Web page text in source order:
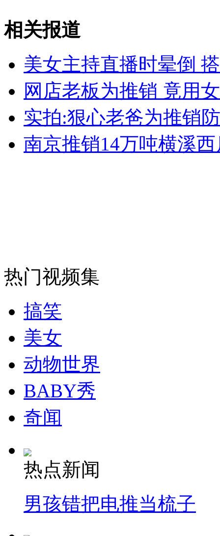
印将向俄购买先进步兵战车提升边境投送能力
山西运城恶犬咬伤多人 警民合力深夜将其击毙
女孩北京地铁殴打老人 痛下狠手拳打脚踢
无痛分娩是否安全 医生回应
走！跟着总书记去植树
纽约上演“枕头大战”
相关报道
美女主持直播时晕倒
网店老板为推销 竟用
实拍:狠心老爸为推销
南京推销14万吨横溪
热门视频集
搞笑
美女
动物世界
BABY秀
奇闻
热点新闻
男孩错把电推当梳子